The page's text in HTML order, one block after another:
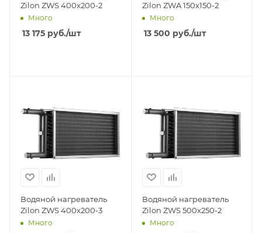
Zilon ZWS 400x200-2
Много
13 175 руб./шт
Zilon ZWA 150x150-2
Много
13 500 руб./шт
Водяной нагреватель
Zilon ZWS 400x200-3
Много
Водяной нагреватель
Zilon ZWS 500x250-2
Много